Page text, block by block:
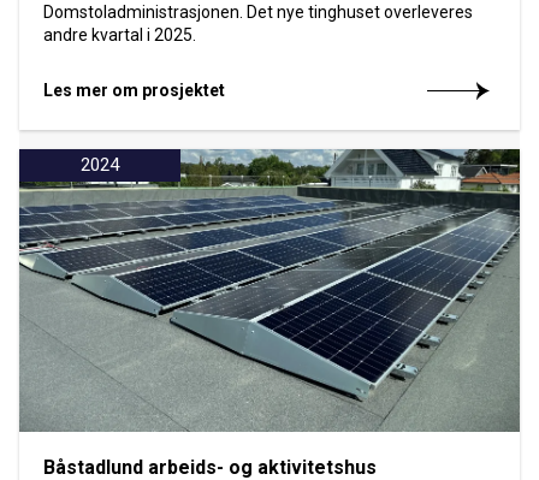
Domstoladministrasjonen. Det nye tinghuset overleveres
andre kvartal i 2025.
Les mer om prosjektet
2024
Båstadlund arbeids- og aktivitetshus